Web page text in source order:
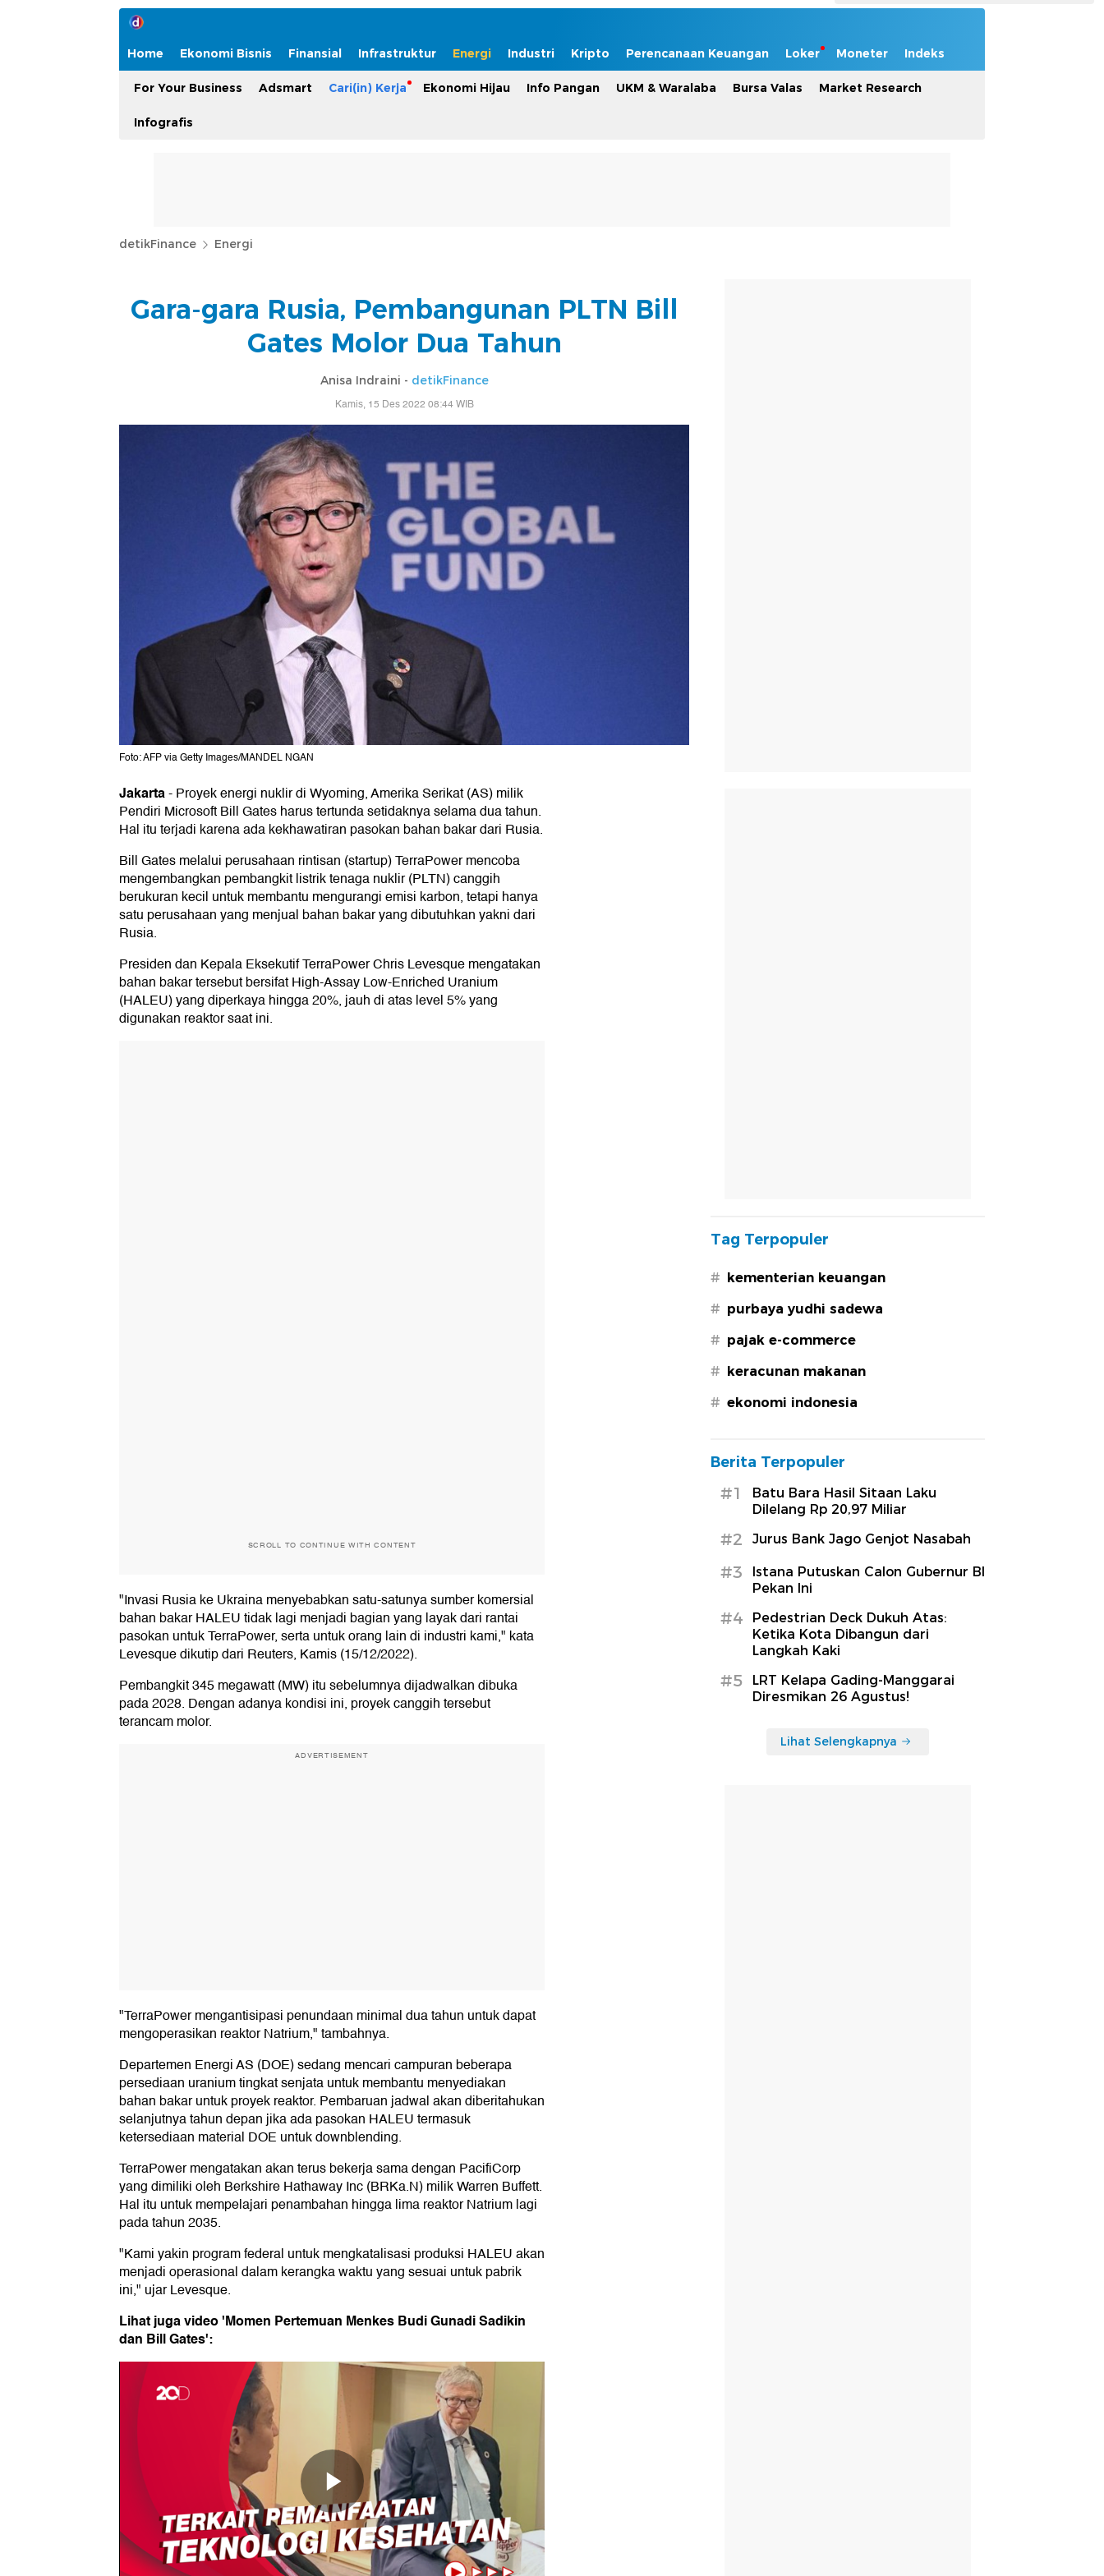
Home Ekonomi Bisnis Finansial Infrastruktur Energi Industri Kripto Perencanaan Keuangan Loker Moneter Indeks
For Your Business Adsmart Cari(in) Kerja Ekonomi Hijau Info Pangan UKM & Waralaba Bursa Valas Market Research
Infografis
detikFinance Energi
Gara-gara Rusia, Pembangunan PLTN Bill
Gates Molor Dua Tahun
Anisa Indraini - detikFinance
Kamis, 15 Des 2022 08:44 WIB
Foto: AFP via Getty Images/MANDEL NGAN
Jakarta-Proyek energi nuklir di Wyoming, Amerika Serikat (AS) milik
Pendiri Microsoft Bill Gates harus tertunda setidaknya selama dua tahun.
Hal itu terjadi karena ada kekhawatiran pasokan bahan bakar dari Rusia.
Bill Gates melalui perusahaan rintisan (startup) TerraPower mencoba
mengembangkan pembangkit listrik tenaga nuklir (PLTN) canggih
berukuran kecil untuk membantu mengurangi emisi karbon, tetapi hanya
satu perusahaan yang menjual bahan bakar yang dibutuhkan yakni dari
Rusia.
Presiden dan Kepala Eksekutif TerraPower Chris Levesque mengatakan
bahan bakar tersebut bersifat High-Assay Low-Enriched Uranium
(HALEU) yang diperkaya hingga 20%, jauh di atas level 5% yang
digunakan reaktor saat ini.
SCROLL TO CONTINUE WITH CONTENT
"Invasi Rusia ke Ukraina menyebabkan satu-satunya sumber komersial
bahan bakar HALEU tidak lagi menjadi bagian yang layak dari rantai
pasokan untuk TerraPower, serta untuk orang lain di industri kami," kata
Levesque dikutip dari Reuters, Kamis (15/12/2022).
Pembangkit 345 megawatt (MW) itu sebelumnya dijadwalkan dibuka
pada 2028. Dengan adanya kondisi ini, proyek canggih tersebut
terancam molor.
ADVERTISEMENT
"TerraPower mengantisipasi penundaan minimal dua tahun untuk dapat
mengoperasikan reaktor Natrium," tambahnya.
Departemen Energi AS (DOE) sedang mencari campuran beberapa
persediaan uranium tingkat senjata untuk membantu menyediakan
bahan bakar untuk proyek reaktor. Pembaruan jadwal akan diberitahukan
selanjutnya tahun depan jika ada pasokan HALEU termasuk
ketersediaan material DOE untuk downblending.
TerraPower mengatakan akan terus bekerja sama dengan PacifiCorp
yang dimiliki oleh Berkshire Hathaway Inc (BRKa.N) milik Warren Buffett.
Hal itu untuk mempelajari penambahan hingga lima reaktor Natrium lagi
pada tahun 2035.
"Kami yakin program federal untuk mengkatalisasi produksi HALEU akan
menjadi operasional dalam kerangka waktu yang sesuai untuk pabrik
ini," ujar Levesque.
Lihat juga video 'Momen Pertemuan Menkes Budi Gunadi Sadikin
dan Bill Gates':
Tag Terpopuler
# kementerian keuangan
# purbaya yudhi sadewa
# pajak e-commerce
# keracunan makanan
# ekonomi indonesia
Berita Terpopuler
#1
Batu Bara Hasil Sitaan Laku
Dilelang Rp 20,97 Miliar
#2 Jurus Bank Jago Genjot Nasabah
#3
Istana Putuskan Calon Gubernur BI
Pekan Ini
#4
Pedestrian Deck Dukuh Atas:
Ketika Kota Dibangun dari
Langkah Kaki
#5
LRT Kelapa Gading-Manggarai
Diresmikan 26 Agustus!
Lihat Selengkapnya